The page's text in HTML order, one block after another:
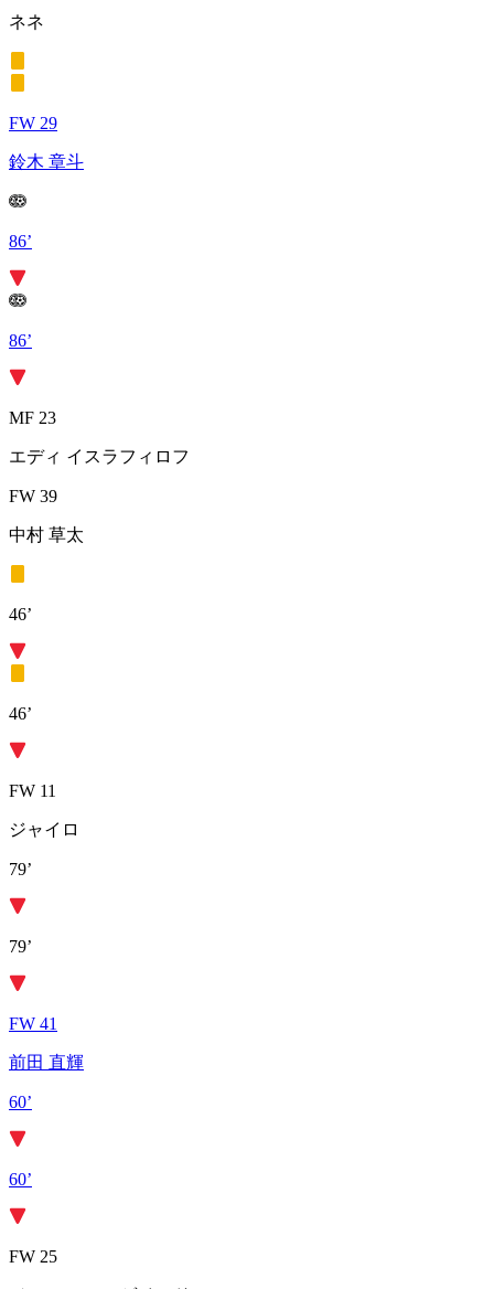
ネネ
FW 29
鈴木 章斗
86’
86’
MF 23
エディ イスラフィロフ
FW 39
中村 草太
46’
46’
FW 11
ジャイロ
79’
79’
FW 41
前田 直輝
60’
60’
FW 25